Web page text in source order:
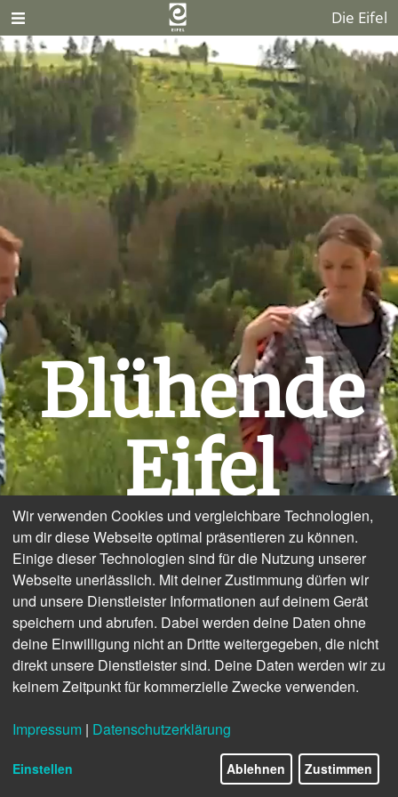
Die Eifel
Blühende
Eifel
Wir verwenden Cookies und vergleichbare Technologien,
um dir diese Webseite optimal präsentieren zu können.
Einige dieser Technologien sind für die Nutzung unserer
Webseite unerlässlich. Mit deiner Zustimmung dürfen wir
und unsere Dienstleister Informationen auf deinem Gerät
speichern und abrufen. Dabei werden deine Daten ohne
deine Einwilligung nicht an Dritte weitergegeben, die nicht
direkt unsere Dienstleister sind. Deine Daten werden wir zu
keinem Zeitpunkt für kommerzielle Zwecke verwenden.
Impressum | Datenschutzerklärung
Einstellen Ablehnen Zustimmen